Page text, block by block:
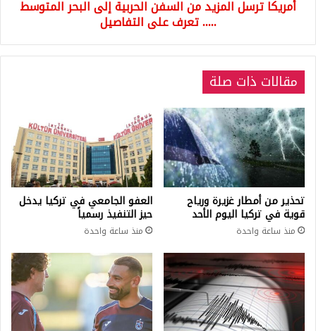
.....
التفاصيل
أمريكا ترسل المزيد من السفن الحربية إلى البحر المتوسط
..... تعرف على التفاصيل
مقالات ذات صلة
تحذير من أمطار غزيرة ورياح
قوية في تركيا اليوم الأحد
منذ ساعة واحدة
العفو الجامعي في تركيا يدخل
حيز التنفيذ رسمياً
منذ ساعة واحدة